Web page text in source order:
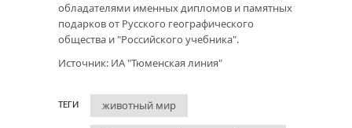
обладателями именных дипломов и памятных
подарков от Русского географического
общества и "Российского учебника".
Источник: ИА "Тюменская линия"
ТЕГИ животный мир